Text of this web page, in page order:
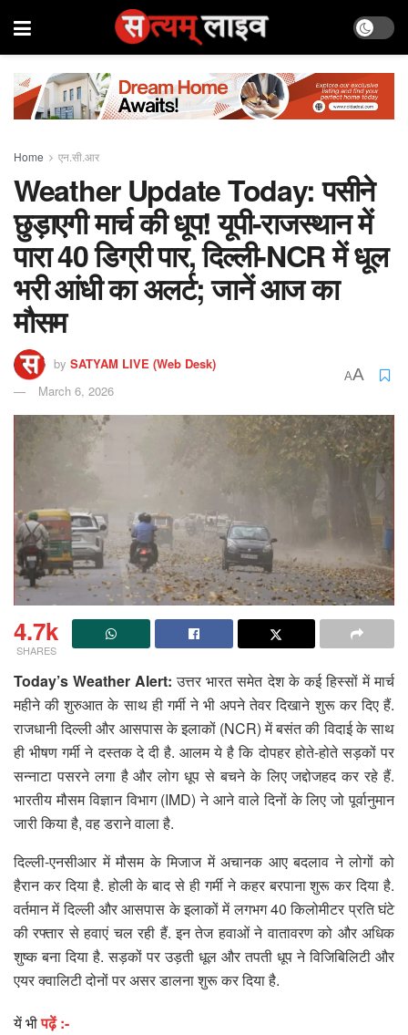
Home एन.सी.आर
Weather Update Today: पसीने
छुड़ाएगी मार्च की धूप! यूपी-राजस्थान में
पारा 40 डिग्री पार, दिल्ली-NCR में धूल
भरी आंधी का अलर्ट; जानें आज का
मौसम
by SATYAM LIVE (Web Desk)
March 6, 2026
AA
4.7k
SHARES
Today’s Weather Alert: उत्तर भारत समेत देश के कई हिस्सों में मार्च
महीने की शुरुआत के साथ ही गर्मी ने भी अपने तेवर दिखाने शुरू कर दिए हैं.
राजधानी दिल्ली और आसपास के इलाकों (NCR) में बसंत की विदाई के साथ
ही भीषण गर्मी ने दस्तक दे दी है. आलम ये है कि दोपहर होते-होते सड़कों पर
सन्नाटा पसरने लगा है और लोग धूप से बचने के लिए जद्दोजहद कर रहे हैं.
भारतीय मौसम विज्ञान विभाग (IMD) ने आने वाले दिनों के लिए जो पूर्वानुमान
जारी किया है, वह डराने वाला है.
दिल्ली-एनसीआर में मौसम के मिजाज में अचानक आए बदलाव ने लोगों को
हैरान कर दिया है. होली के बाद से ही गर्मी ने कहर बरपाना शुरू कर दिया है.
वर्तमान में दिल्ली और आसपास के इलाकों में लगभग 40 किलोमीटर प्रति घंटे
की रफ्तार से हवाएं चल रही हैं. इन तेज हवाओं ने वातावरण को और अधिक
शुष्क बना दिया है. सड़कों पर उड़ती धूल और तपती धूप ने विजिबिलिटी और
एयर क्वालिटी दोनों पर असर डालना शुरू कर दिया है.
यें भीपढ़ें :-